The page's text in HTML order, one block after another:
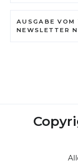
AUSGABE
NEWSLETTER